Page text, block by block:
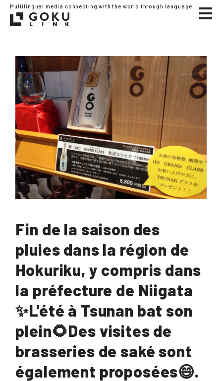
Multilingual media connecting with the world through language
Fin de la saison des
pluies dans la région de
Hokuriku, y compris dans
la préfecture de Niigata
✨L'été à Tsunan bat son
plein🌻Des visites de
brasseries de saké sont
également proposées😄.